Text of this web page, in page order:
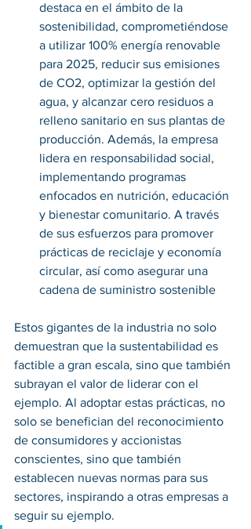
destaca en el ámbito de la
sostenibilidad, comprometiéndose
a utilizar 100% energía renovable
para 2025, reducir sus emisiones
de CO2, optimizar la gestión del
agua, y alcanzar cero residuos a
relleno sanitario en sus plantas de
producción. Además, la empresa
lidera en responsabilidad social,
implementando programas
enfocados en nutrición, educación
y bienestar comunitario. A través
de sus esfuerzos para promover
prácticas de reciclaje y economía
circular, así como asegurar una
cadena de suministro sostenible
Estos gigantes de la industria no solo
demuestran que la sustentabilidad es
factible a gran escala, sino que también
subrayan el valor de liderar con el
ejemplo. Al adoptar estas prácticas, no
solo se benefician del reconocimiento
de consumidores y accionistas
conscientes, sino que también
establecen nuevas normas para sus
sectores, inspirando a otras empresas a
seguir su ejemplo.